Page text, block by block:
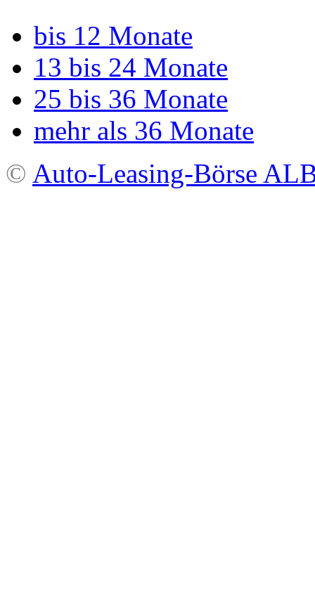
bis 12 Monate
13 bis 24 Monate
25 bis 36 Monate
mehr als 36 Monate
© Auto-Leasing-Börse